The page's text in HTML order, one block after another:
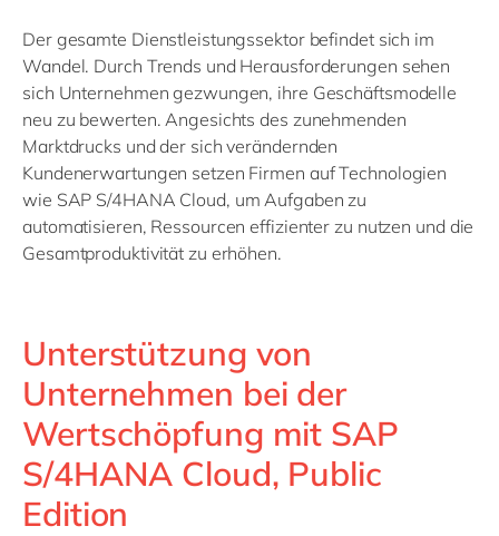
Der gesamte Dienstleistungssektor befindet sich im
Wandel. Durch Trends und Herausforderungen sehen
sich Unternehmen gezwungen, ihre Geschäftsmodelle
neu zu bewerten. Angesichts des zunehmenden
Marktdrucks und der sich verändernden
Kundenerwartungen setzen Firmen auf Technologien
wie SAP S/4HANA Cloud, um Aufgaben zu
automatisieren, Ressourcen effizienter zu nutzen und die
Gesamtproduktivität zu erhöhen.
Unterstützung von
Unternehmen bei der
Wertschöpfung mit SAP
S/4HANA Cloud, Public
Edition